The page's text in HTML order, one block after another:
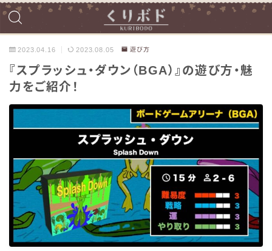
2023.04.16 2023.08.05 遊び方
『スプラッシュ・ダウン（BGA）』の遊び方・魅
力をご紹介！